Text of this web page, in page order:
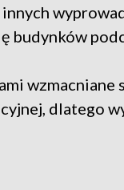
budynków
wzmacniane
dlatego